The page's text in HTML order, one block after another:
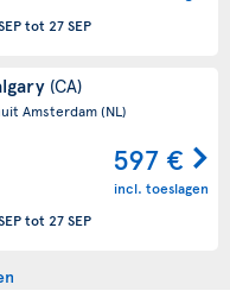
tot 27 SEP
(CA)
Amsterdam(NL)
597 €
incl. toeslagen
tot 27 SEP